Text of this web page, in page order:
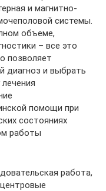
и магнитно-
системы.
объеме,
– все это
позволяет
диагноз и выбрать
помощи при
состояниях
работы
работа,